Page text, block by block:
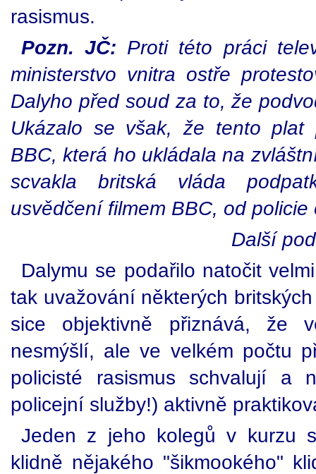
rasismus.
Pozn. JČ: Proti této práci
ministerstvo vnitra ostře
Dalyho před soud za to, že
Ukázalo se však, že tento plat
BBC, která ho ukládala na
scvakla britská vláda
usvědčení filmem BBC, od policie
Další
Dalymu se podařilo natočit
tak uvažování některých
sice objektivně přiznává, že
nesmýšlí, ale ve velkém počtu
policisté rasismus schvalují a
policejní služby!) aktivně
Jeden z jeho kolegů v kurzu
klidně nějakého "šikmookého"